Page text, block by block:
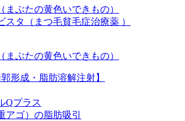
まぶたの黄色いできもの）
スタ（まつ毛貧毛症治療薬 ）
まぶたの黄色いできもの）
形成・脂肪溶解注射】
Qプラス
アゴ）の脂肪吸引